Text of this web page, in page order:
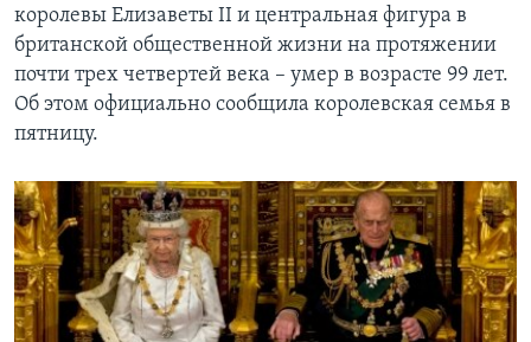
королевы Елизаветы II и центральная фигура в
британской общественной жизни на протяжении
почти трех четвертей века – умер в возрасте 99 лет.
Об этом официально сообщила королевская семья в
пятницу.